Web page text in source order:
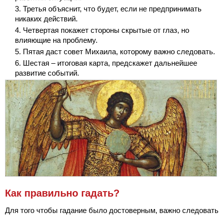
Третья объяснит, что будет, если не предпринимать
никаких действий.
Четвертая покажет стороны скрытые от глаз, но
влияющие на проблему.
Пятая даст совет Михаила, которому важно следовать.
Шестая – итоговая карта, предскажет дальнейшее
развитие событий.
Как правильно гадать?
Для того чтобы гадание было достоверным, важно следовать